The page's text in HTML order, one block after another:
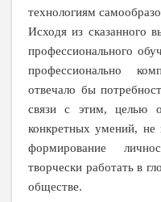
технологиям
Исходя из сказанного
профессионального
профессионально
отвечало бы
связи с этим, целью
конкретных умений, не
формирование
творчески работать в
обществе.